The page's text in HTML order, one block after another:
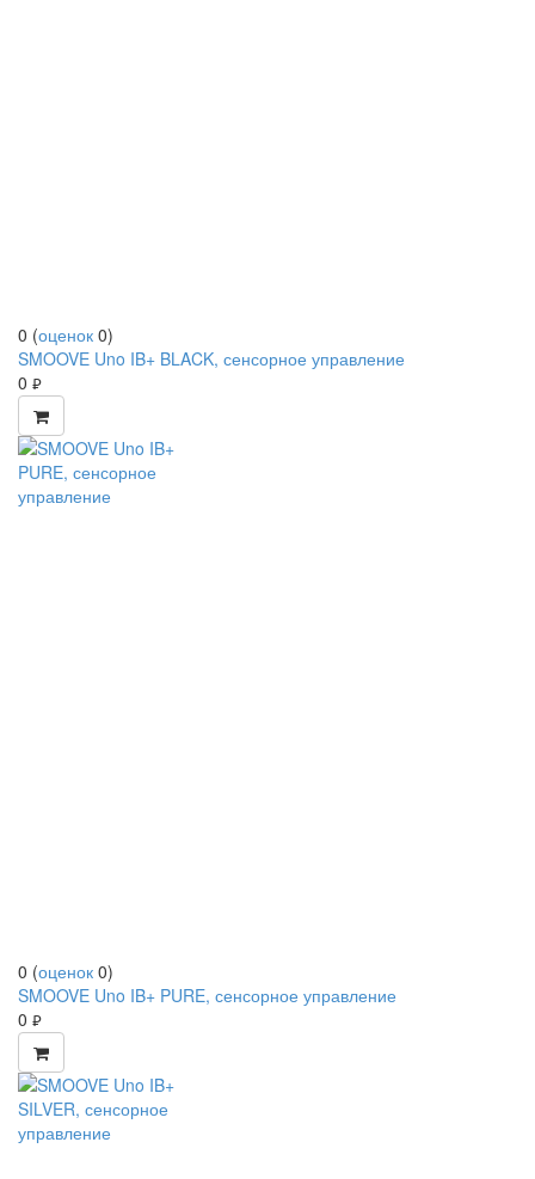
0 (оценок 0)
SMOOVE Uno IB+ BLACK, сенсорное управление
0 руб.
0 (оценок 0)
SMOOVE Uno IB+ PURE, сенсорное управление
0 руб.